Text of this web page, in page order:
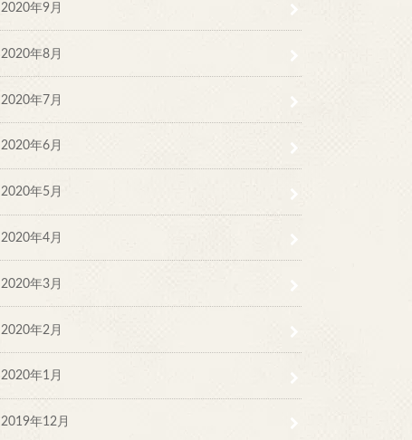
2020年9月
2020年8月
2020年7月
2020年6月
2020年5月
2020年4月
2020年3月
2020年2月
2020年1月
2019年12月